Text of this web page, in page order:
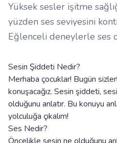
Yüksek sesler işitme
yüzden ses seviyesini
Eğlenceli deneylerle ses
Sesin Şiddeti Nedir?
Merhaba çocuklar! Bugün
konuşacağız. Sesin şiddeti,
olduğunu anlatır. Bu konuyu
yolculuğa çıkalım!
Ses Nedir?